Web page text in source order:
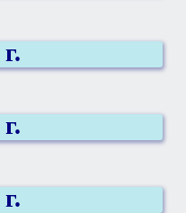
г.
г.
г.